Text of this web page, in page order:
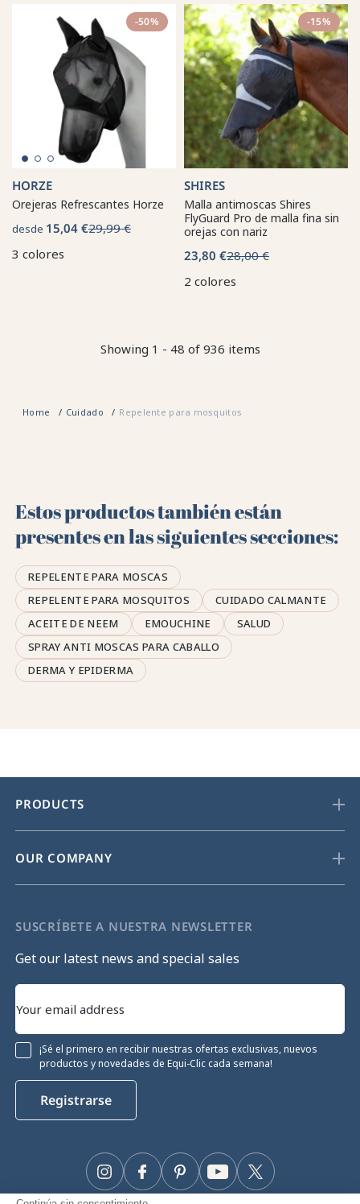
-50%
HORZE
Orejeras Refrescantes Horze
desde 15,04 €29,99 €
3 colores
-15%
SHIRES
Malla antimoscas Shires
FlyGuard Pro de malla fina sin
orejas con nariz
23,80 €28,00 €
2 colores
Showing 1 - 48 of 936 items
Home Cuidado Repelente para mosquitos
Estos productos también están
presentes en las siguientes secciones:
REPELENTE PARA MOSCAS
REPELENTE PARA MOSQUITOS
CUIDADO CALMANTE
ACEITE DE NEEM
EMOUCHINE
SALUD
SPRAY ANTI MOSCAS PARA CABALLO
DERMA Y EPIDERMA
PRODUCTS
OUR COMPANY
SUSCRÍBETE A NUESTRA NEWSLETTER
Get our latest news and special sales
¡Sé el primero en recibir nuestras ofertas exclusivas, nuevos
productos y novedades de Equi-Clic cada semana!
Registrarse
Facebook Twitter
YouTube
Pinterest
Instagram